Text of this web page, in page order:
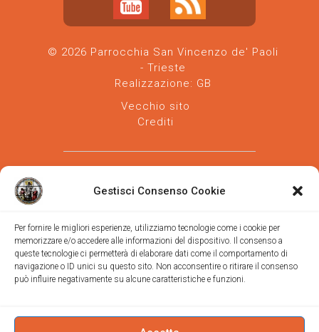
Gestisci Consenso Cookie
Per fornire le migliori esperienze, utilizziamo tecnologie come i cookie per
memorizzare e/o accedere alle informazioni del dispositivo. Il consenso a
queste tecnologie ci permetterà di elaborare dati come il comportamento di
navigazione o ID unici su questo sito. Non acconsentire o ritirare il consenso
può influire negativamente su alcune caratteristiche e funzioni.
© 2026 Parrocchia San Vincenzo de' Paoli
- Trieste
Realizzazione: GB
Vecchio sito
Crediti
Parrocchia san Vincenzo de' Paoli-Diocesi
di Trieste
via Vittorino da Feltre, 11 (chiesa)
Trieste